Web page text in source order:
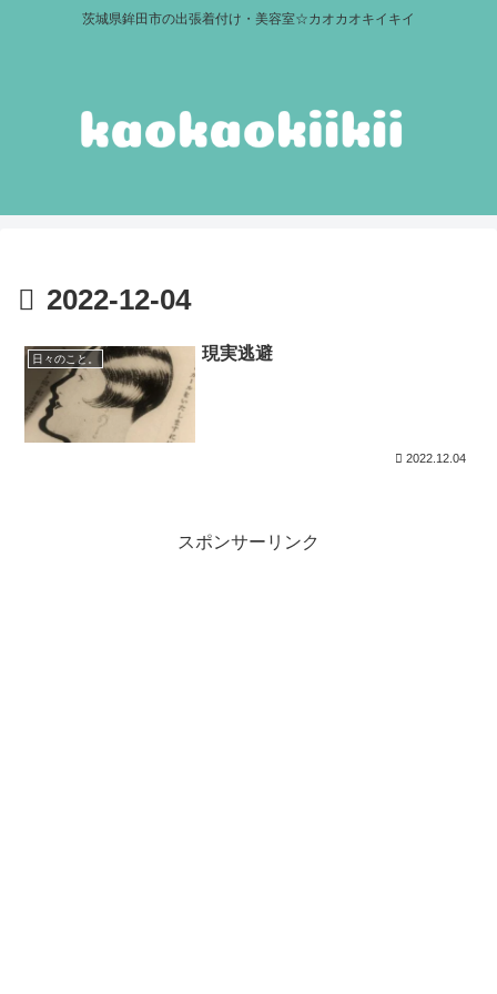
茨城県鉾田市の出張着付け・美容室☆カオカオキイキイ
2022-12-04
日々のこと。 現実逃避
2022.12.04
スポンサーリンク